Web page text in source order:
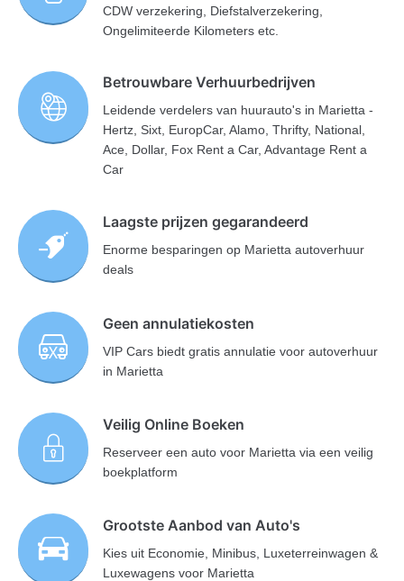
CDW verzekering, Diefstalverzekering,
Ongelimiteerde Kilometers etc.
Betrouwbare Verhuurbedrijven
Leidende verdelers van huurauto's in Marietta -
Hertz, Sixt, EuropCar, Alamo, Thrifty, National,
Ace, Dollar, Fox Rent a Car, Advantage Rent a
Car
Laagste prijzen gegarandeerd
Enorme besparingen op Marietta autoverhuur
deals
Geen annulatiekosten
VIP Cars biedt gratis annulatie voor autoverhuur
in Marietta
Veilig Online Boeken
Reserveer een auto voor Marietta via een veilig
boekplatform
Grootste Aanbod van Auto's
Kies uit Economie, Minibus, Luxeterreinwagen &
Luxewagens voor Marietta